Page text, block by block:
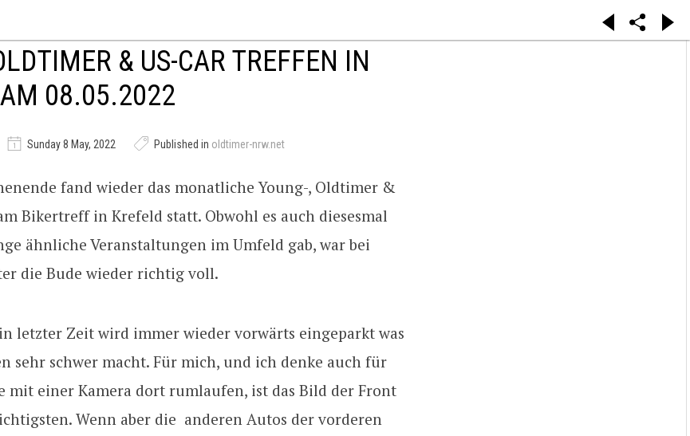
& US-CAR TREFFEN IN
AM 08.05.2022
Sunday 8 May, 2022 Published in oldtimer-nrw.net
fand wieder das monatliche Young-, Oldtimer &
Bikertreff in Krefeld statt. Obwohl es auch diesesmal
ähnliche Veranstaltungen im Umfeld gab, war bei
die Bude wieder richtig voll.
letzter Zeit wird immer wieder vorwärts eingeparkt was
sehr schwer macht. Für mich, und ich denke auch für
mit einer Kamera dort rumlaufen, ist das Bild der Front
Wenn aber die anderen Autos der vorderen